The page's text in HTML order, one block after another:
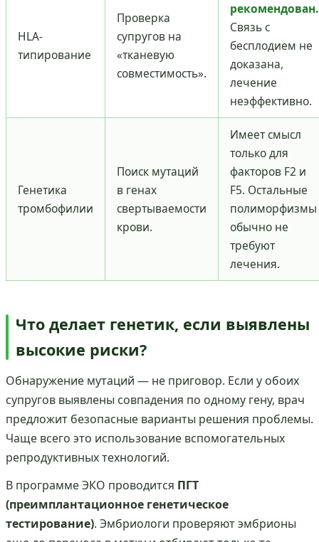
HLA-
типирование
Проверка
супругов на
«тканевую
совместимость».
рекомендован.
Связь с
бесплодием не
доказана,
лечение
неэффективно.
Генетика
тромбофилии
Поиск мутаций
в генах
свертываемости
крови.
Имеет смысл
только для
факторов F2 и
F5. Остальные
полиморфизмы
обычно не
требуют
лечения.
Что делает генетик, если выявлены
высокие риски?
Обнаружение мутаций — не приговор. Если у обоих
супругов выявлены совпадения по одному гену, врач
предложит безопасные варианты решения проблемы.
Чаще всего это использование вспомогательных
репродуктивных технологий.
В программе ЭКО проводится ПГТ
(преимплантационное генетическое
тестирование). Эмбриологи проверяют эмбрионы